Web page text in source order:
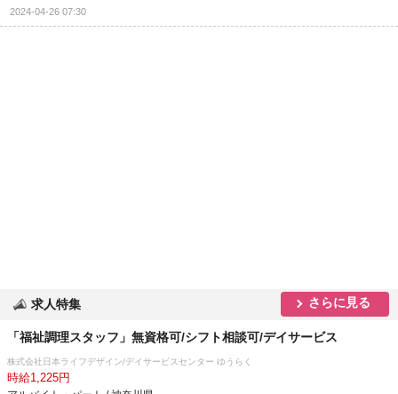
2024-04-26 07:30
求人特集 さらに見る
「福祉調理スタッフ」無資格可/シフト相談可/デイサービス
株式会社日本ライフデザイン/デイサービスセンター ゆうらく
時給1,225円